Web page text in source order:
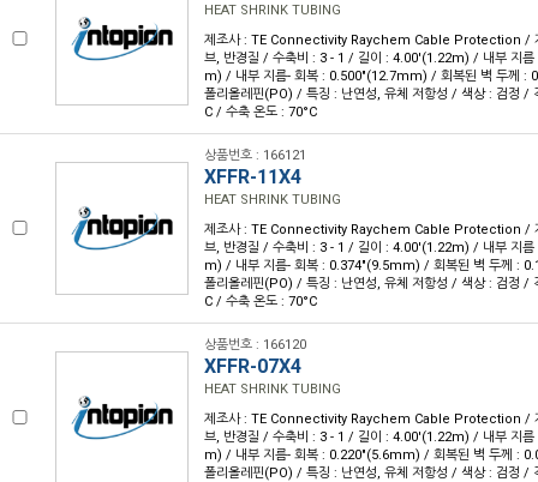
HEAT SHRINK TUBING
제조사 : TE Connectivity Raychem Cable Protection /
브, 반경질 / 수축비 : 3 - 1 / 길이 : 4.00'(1.22m) / 내부 지
m) / 내부 지름- 회복 : 0.500"(12.7mm) / 회복된 벽 두께 :
폴리올레핀(PO) / 특징 : 난연성, 유체 저항성 / 색상 : 검정 /
C / 수축 온도 : 70°C
상품번호 : 166121
XFFR-11X4
HEAT SHRINK TUBING
제조사 : TE Connectivity Raychem Cable Protection /
브, 반경질 / 수축비 : 3 - 1 / 길이 : 4.00'(1.22m) / 내부 지
m) / 내부 지름- 회복 : 0.374"(9.5mm) / 회복된 벽 두께 :
폴리올레핀(PO) / 특징 : 난연성, 유체 저항성 / 색상 : 검정 /
C / 수축 온도 : 70°C
상품번호 : 166120
XFFR-07X4
HEAT SHRINK TUBING
제조사 : TE Connectivity Raychem Cable Protection /
브, 반경질 / 수축비 : 3 - 1 / 길이 : 4.00'(1.22m) / 내부 지
m) / 내부 지름- 회복 : 0.220"(5.6mm) / 회복된 벽 두께 :
폴리올레핀(PO) / 특징 : 난연성, 유체 저항성 / 색상 : 검정 /